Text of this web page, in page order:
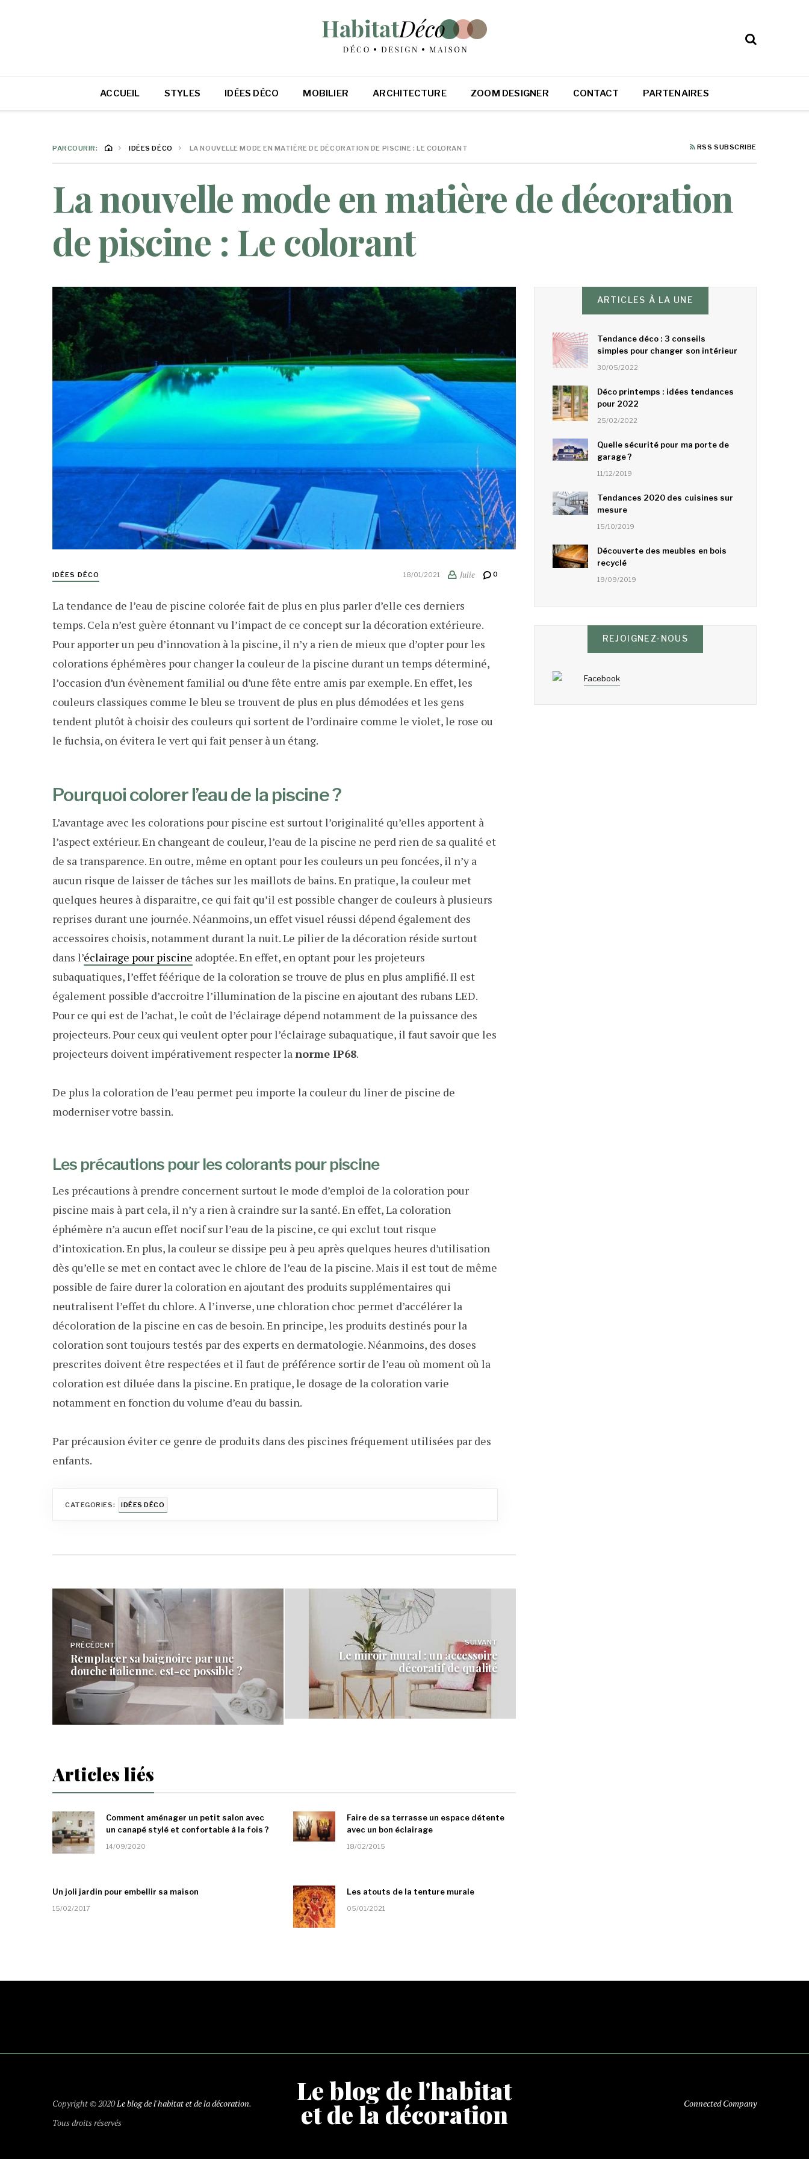
ACCUEIL STYLES IDÉES DÉCO MOBILIER ARCHITECTURE ZOOM DESIGNER CONTACT PARTENAIRES
PARCOURIR: IDÉES DÉCO LA NOUVELLE MODE EN MATIÈRE DE DÉCORATION DE PISCINE : LE COLORANT RSS SUBSCRIBE
La nouvelle mode en matière de décoration
de piscine : Le colorant
IDÉES DÉCO 18/01/2021 Julie 0
La tendance de l’eau de piscine colorée fait de plus en plus parler d’elle ces derniers
temps. Cela n’est guère étonnant vu l’impact de ce concept sur la décoration extérieure.
Pour apporter un peu d’innovation à la piscine, il n’y a rien de mieux que d’opter pour les
colorations éphémères pour changer la couleur de la piscine durant un temps déterminé,
l’occasion d’un évènement familial ou d’une fête entre amis par exemple. En effet, les
couleurs classiques comme le bleu se trouvent de plus en plus démodées et les gens
tendent plutôt à choisir des couleurs qui sortent de l’ordinaire comme le violet, le rose ou
le fuchsia, on évitera le vert qui fait penser à un étang.
Pourquoi colorer l’eau de la piscine ?
L’avantage avec les colorations pour piscine est surtout l’originalité qu’elles apportent à
l’aspect extérieur. En changeant de couleur, l’eau de la piscine ne perd rien de sa qualité et
de sa transparence. En outre, même en optant pour les couleurs un peu foncées, il n’y a
aucun risque de laisser de tâches sur les maillots de bains. En pratique, la couleur met
quelques heures à disparaitre, ce qui fait qu’il est possible changer de couleurs à plusieurs
reprises durant une journée. Néanmoins, un effet visuel réussi dépend également des
accessoires choisis, notamment durant la nuit. Le pilier de la décoration réside surtout
dans l’éclairage pour piscine adoptée. En effet, en optant pour les projeteurs
subaquatiques, l’effet féérique de la coloration se trouve de plus en plus amplifié. Il est
également possible d’accroitre l’illumination de la piscine en ajoutant des rubans LED.
Pour ce qui est de l’achat, le coût de l’éclairage dépend notamment de la puissance des
projecteurs. Pour ceux qui veulent opter pour l’éclairage subaquatique, il faut savoir que les
projecteurs doivent impérativement respecter lanorme IP68.
De plus la coloration de l’eau permet peu importe la couleur du liner de piscine de
moderniser votre bassin.
Les précautions pour les colorants pour piscine
Les précautions à prendre concernent surtout le mode d’emploi de la coloration pour
piscine mais à part cela, il n’y a rien à craindre sur la santé. En effet, La coloration
éphémère n’a aucun effet nocif sur l’eau de la piscine, ce qui exclut tout risque
d’intoxication. En plus, la couleur se dissipe peu à peu après quelques heures d’utilisation
dès qu’elle se met en contact avec le chlore de l’eau de la piscine. Mais il est tout de même
possible de faire durer la coloration en ajoutant des produits supplémentaires qui
neutralisent l’effet du chlore. A l’inverse, une chloration choc permet d’accélérer la
décoloration de la piscine en cas de besoin. En principe, les produits destinés pour la
coloration sont toujours testés par des experts en dermatologie. Néanmoins, des doses
prescrites doivent être respectées et il faut de préférence sortir de l’eau où moment où la
coloration est diluée dans la piscine. En pratique, le dosage de la coloration varie
notamment en fonction du volume d’eau du bassin.
Par précausion éviter ce genre de produits dans des piscines fréquement utilisées par des
enfants.
CATEGORIES: IDÉES DÉCO
Navigation
de
l’article
PRÉCÉDENT
Remplacer sa baignoire par une
douche italienne, est-ce possible ?
SUIVANT
Le miroir mural : un accessoire
décoratif de qualité
Articles liés
Comment aménager un petit salon avec
un canapé stylé et confortable à la fois ?
14/09/2020
Faire de sa terrasse un espace détente
avec un bon éclairage
18/02/2015
Un joli jardin pour embellir sa maison
15/02/2017
Les atouts de la tenture murale
05/01/2021
ARTICLES À LA UNE
Tendance déco : 3 conseils
simples pour changer son intérieur
30/05/2022
Déco printemps : idées tendances
pour 2022
25/02/2022
Quelle sécurité pour ma porte de
garage ?
11/12/2019
Tendances 2020 des cuisines sur
mesure
15/10/2019
Découverte des meubles en bois
recyclé
19/09/2019
REJOIGNEZ-NOUS
Facebook
Copyright © 2020Le blog de l'habitat et de la décoration.
Tous droits réservés
Le blog de l'habitat
et de la décoration Connected Company